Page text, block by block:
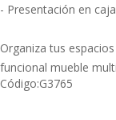
- Presentación en caja
Organiza tus
funcional mueble
Código:G3765